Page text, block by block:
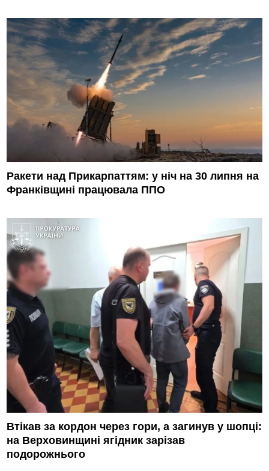
Ракети над Прикарпаттям: у ніч на 30 липня на
Франківщині працювала ППО
Втікав за кордон через гори, а загинув у шопці:
на Верховинщині ягідник зарізав
подорожнього